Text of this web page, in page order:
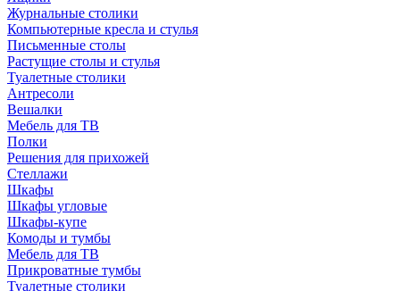
Журнальные столики
Компьютерные кресла и стулья
Письменные столы
Растущие столы и стулья
Туалетные столики
Антресоли
Вешалки
Мебель для ТВ
Полки
Решения для прихожей
Стеллажи
Шкафы
Шкафы угловые
Шкафы-купе
Комоды и тумбы
Мебель для ТВ
Прикроватные тумбы
Туалетные столики